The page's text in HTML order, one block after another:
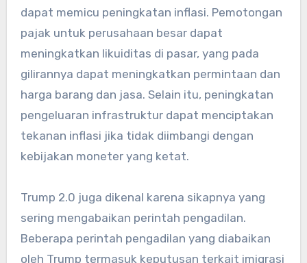
dapat memicu peningkatan inflasi. Pemotongan
pajak untuk perusahaan besar dapat
meningkatkan likuiditas di pasar, yang pada
gilirannya dapat meningkatkan permintaan dan
harga barang dan jasa. Selain itu, peningkatan
pengeluaran infrastruktur dapat menciptakan
tekanan inflasi jika tidak diimbangi dengan
kebijakan moneter yang ketat.
Trump 2.0 juga dikenal karena sikapnya yang
sering mengabaikan perintah pengadilan.
Beberapa perintah pengadilan yang diabaikan
oleh Trump termasuk keputusan terkait imigrasi